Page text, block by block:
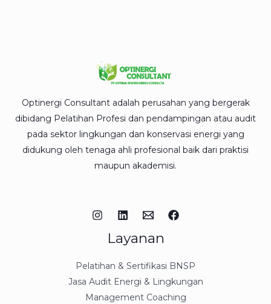
Optinergi Consultant adalah perusahan yang bergerak
dibidang Pelatihan Profesi dan pendampingan atau audit
pada sektor lingkungan dan konservasi energi yang
didukung oleh tenaga ahli profesional baik dari praktisi
maupun akademisi.
Layanan
Pelatihan & Sertifikasi BNSP
Jasa Audit Energi & Lingkungan
Management Coaching